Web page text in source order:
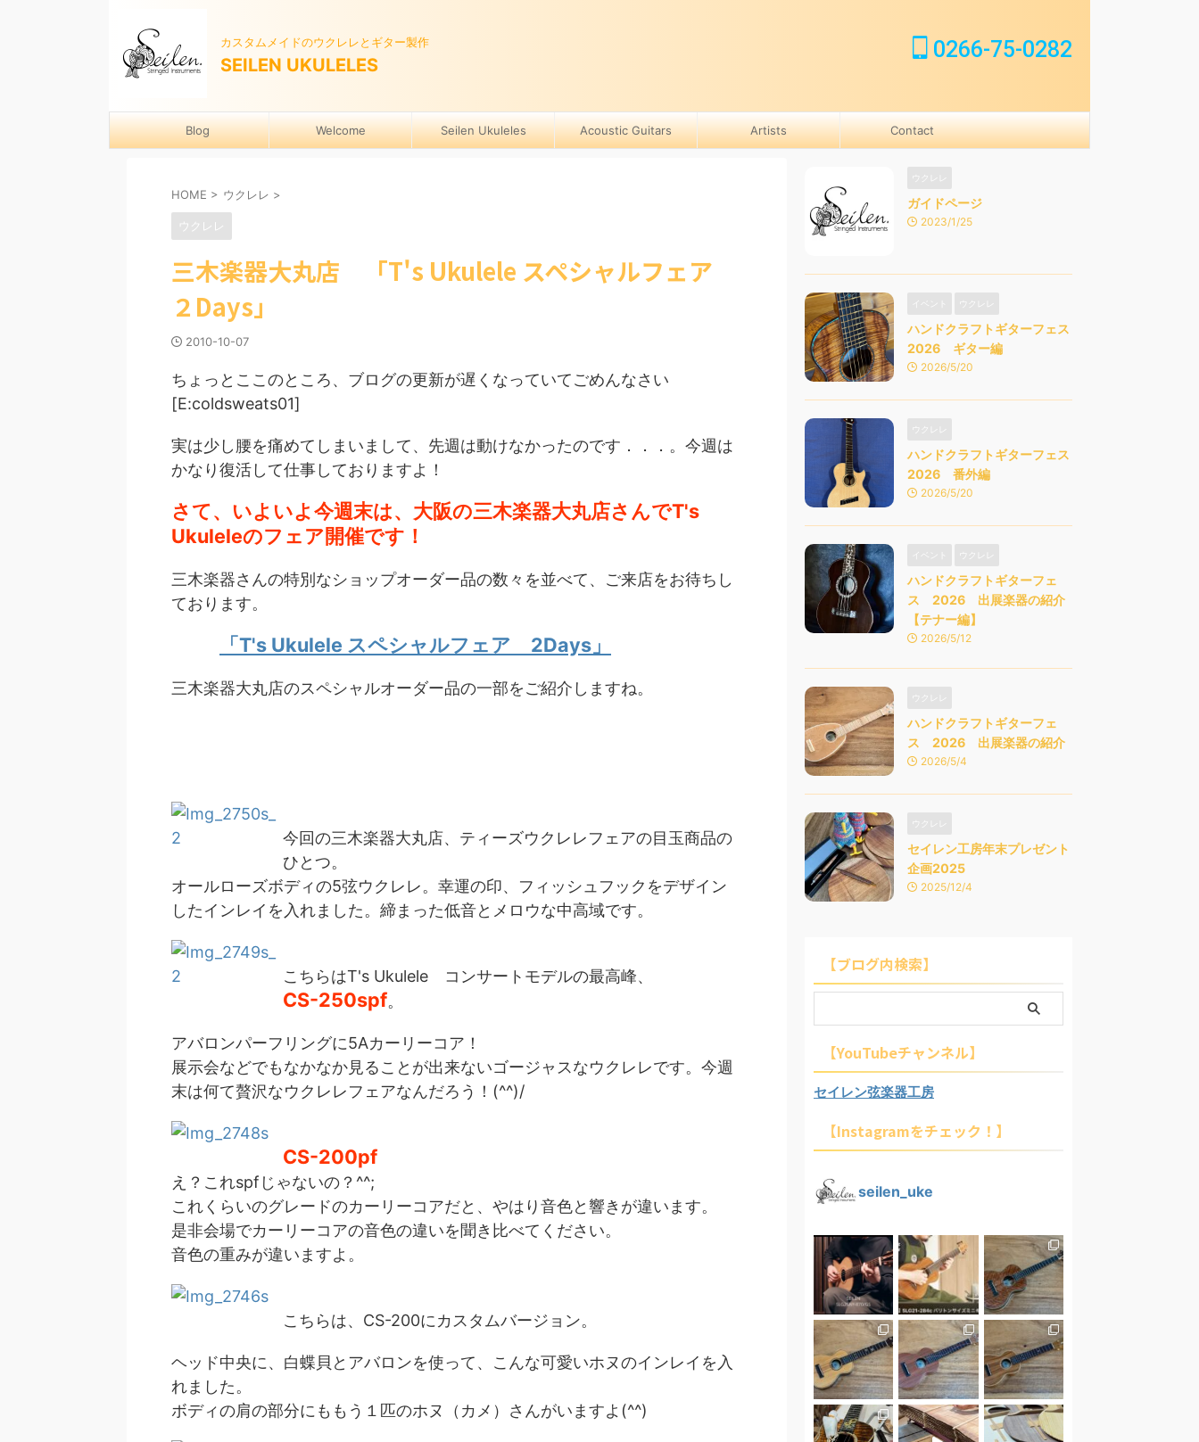
カスタムメイドのウクレレとギター製作
SEILEN UKULELES
0266-75-0282
Blog Welcome Seilen Ukuleles Acoustic Guitars Artists Contact
HOME > ウクレレ >
ウクレレ
三木楽器大丸店 「T's Ukulele スペシャルフェア
２Days」
2010-10-07
ちょっとここのところ、ブログの更新が遅くなっていてごめんなさい
[E:coldsweats01]
実は少し腰を痛めてしまいまして、先週は動けなかったのです．．．。今週は
かなり復活して仕事しておりますよ！
さて、いよいよ今週末は、大阪の三木楽器大丸店さんでT's
Ukuleleのフェア開催です！
三木楽器さんの特別なショップオーダー品の数々を並べて、ご来店をお待ちし
ております。
「T's Ukulele スペシャルフェア 2Days」
三木楽器大丸店のスペシャルオーダー品の一部をご紹介しますね。
今回の三木楽器大丸店、ティーズウクレレフェアの目玉商品の
ひとつ。
オールローズボディの5弦ウクレレ。幸運の印、フィッシュフックをデザイン
したインレイを入れました。締まった低音とメロウな中高域です。
こちらはT's Ukulele コンサートモデルの最高峰、
CS-250spf。
アバロンパーフリングに5Aカーリーコア！
展示会などでもなかなか見ることが出来ないゴージャスなウクレレです。今週
末は何て贅沢なウクレレフェアなんだろう！(^^)/
CS-200pf
え？これspfじゃないの？^^;
これくらいのグレードのカーリーコアだと、やはり音色と響きが違います。
是非会場でカーリーコアの音色の違いを聞き比べてください。
音色の重みが違いますよ。
こちらは、CS-200にカスタムバージョン。
ヘッド中央に、白蝶貝とアバロンを使って、こんな可愛いホヌのインレイを入
れました。
ボディの肩の部分にももう１匹のホヌ（カメ）さんがいますよ(^^)
ガイドページ
2023/1/25
ハンドクラフトギターフェス
2026 ギター編
2026/5/20
ハンドクラフトギターフェス
2026 番外編
2026/5/20
ハンドクラフトギターフェ
ス 2026 出展楽器の紹介
【テナー編】
2026/5/12
ハンドクラフトギターフェ
ス 2026 出展楽器の紹介
2026/5/4
セイレン工房年末プレゼント
企画2025
2025/12/4
【ブログ内検索】
【YouTubeチャンネル】
セイレン弦楽器工房
【Instagramをチェック！】
seilen_uke